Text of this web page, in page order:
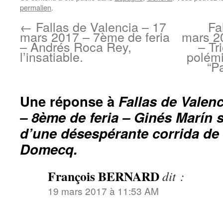
permalien.
← Fallas de Valencia – 17
mars 2017 – 7ème de feria
– Andrés Roca Rey,
l’insatiable.
mars
–
Une réponse à Fallas de
– 8ème de feria – Ginés Marín
d’une désespérante corrida
Domecq.
François BERNARDdit :
19 mars 2017 à 11:53 AM